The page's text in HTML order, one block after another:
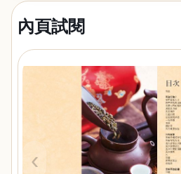
內頁試閱
‹